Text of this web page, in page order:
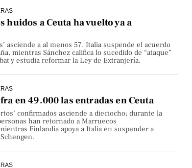
huidos a Ceuta ha vuelto ya a
asciende a al menos 57. Italia suspende el acuerdo
mientras Sánchez califica lo sucedido de “ataque”
y estudia reformar la Ley de Extranjería.
en 49.000 las entradas en Ceuta
confirmados asciende a dieciocho; durante la
han retornado a Marruecos
Finlandia apoya a Italia en suspender a